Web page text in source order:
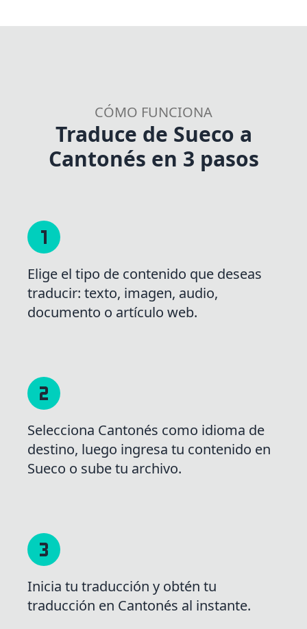
CÓMO FUNCIONA
Traduce de Sueco a
Cantonés en 3 pasos
Elige el tipo de contenido que deseas
traducir: texto, imagen, audio,
documento o artículo web.
Selecciona Cantonés como idioma de
destino, luego ingresa tu contenido en
Sueco o sube tu archivo.
Inicia tu traducción y obtén tu
traducción en Cantonés al instante.